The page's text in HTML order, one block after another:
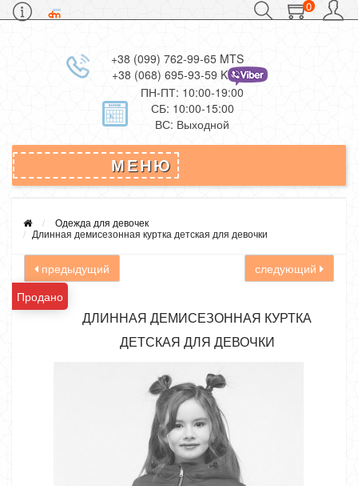
0
+38 (099) 762-99-65 MTS
+38 (068) 695-93-59 Kievstar
ПН-ПТ: 10:00-19:00
СБ: 10:00-15:00
ВС: Выходной
МЕНЮ
Одежда для девочек
Длинная демисезонная куртка детская для девочки
предыдущий
следующий
Продано
ДЛИННАЯ ДЕМИСЕЗОННАЯ КУРТКА
ДЕТСКАЯ ДЛЯ ДЕВОЧКИ